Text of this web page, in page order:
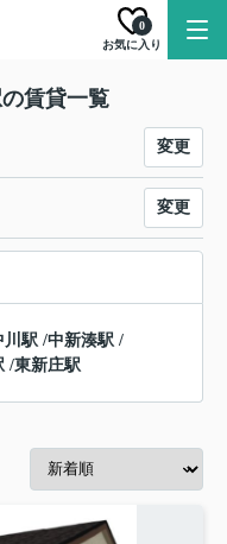
お気に入り
0
賃貸一覧
変更
変更
川駅 /中新湊駅 /
/東新庄駅